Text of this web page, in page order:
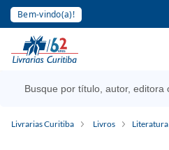
Bem-vindo(a)!
Livrarias Curitiba Livros Literatura